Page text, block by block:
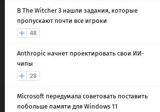
В The Witcher 3 нашли задания, которые
пропускают почти все игроки
48
Anthropic начнет проектировать свои ИИ-
чипы
28
Microsoft передумала советовать поставить
побольше памяти для Windows 11